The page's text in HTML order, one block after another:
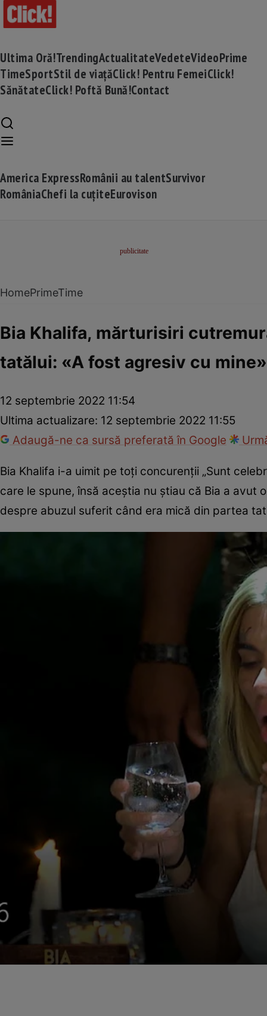
Ultima Oră!TrendingActualitateVedeteVideoPrime
TimeSportStil de viațăClick! Pentru FemeiClick!
SănătateClick! Poftă Bună!Contact
America ExpressRomânii au talentSurvivor
RomâniaChefi la cuțiteEurovison
HomePrimeTime
Bia Khalifa, mărturisiri
tatălui: «A fost agresiv cu mine»
12 septembrie 2022 11:54
Ultima actualizare: 12 septembrie 2022 11:55
Adaugă-ne ca sursă preferată în Google
Bia Khalifa i-a uimit pe toți concurenții „Sunt
care le spune, însă aceștia nu știau că Bia a
despre abuzul suferit când era mică din partea